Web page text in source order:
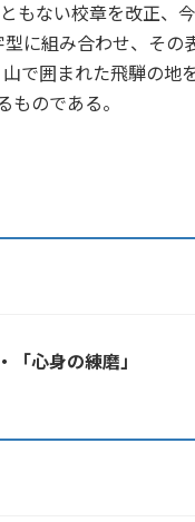
もない校章を改正、今
に組み合わせ、そ
で囲まれた飛騨の
ものである。
「心身の練磨」